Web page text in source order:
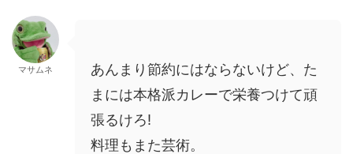
マサムネ
あんまり節約にはならないけど、た
まには本格派カレーで栄養つけて頑
張るけろ!
料理もまた芸術。